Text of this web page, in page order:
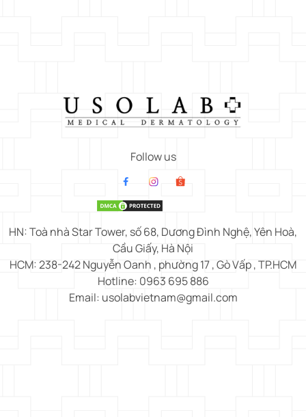
Follow us
HN: Toà nhà Star Tower, số 68, Dương Đình Nghệ, Yên Hoà,
Cầu Giấy, Hà Nội
HCM: 238-242 Nguyễn Oanh , phường 17 , Gò Vấp , TP.HCM
Hotline: 0963 695 886
Email: usolabvietnam@gmail.com